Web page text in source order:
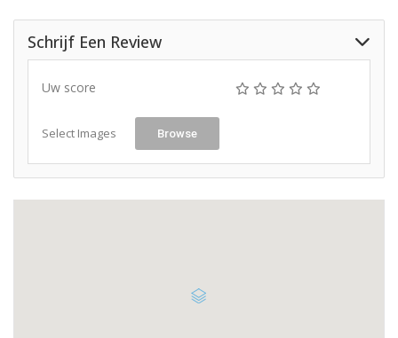
Schrijf Een Review
Uw score
Select Images Browse